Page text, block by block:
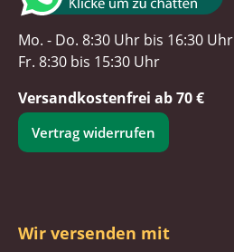
Mo. - Do. 8:30 Uhr bis 16:30 Uhr
Fr. 8:30 bis 15:30 Uhr
Versandkostenfrei ab 70 €
Vertrag widerrufen
Wir versenden mit